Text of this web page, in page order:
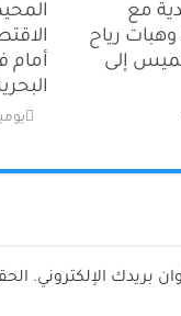
أمام
مع
رياح
إلى
بريدك الإلكتروني.